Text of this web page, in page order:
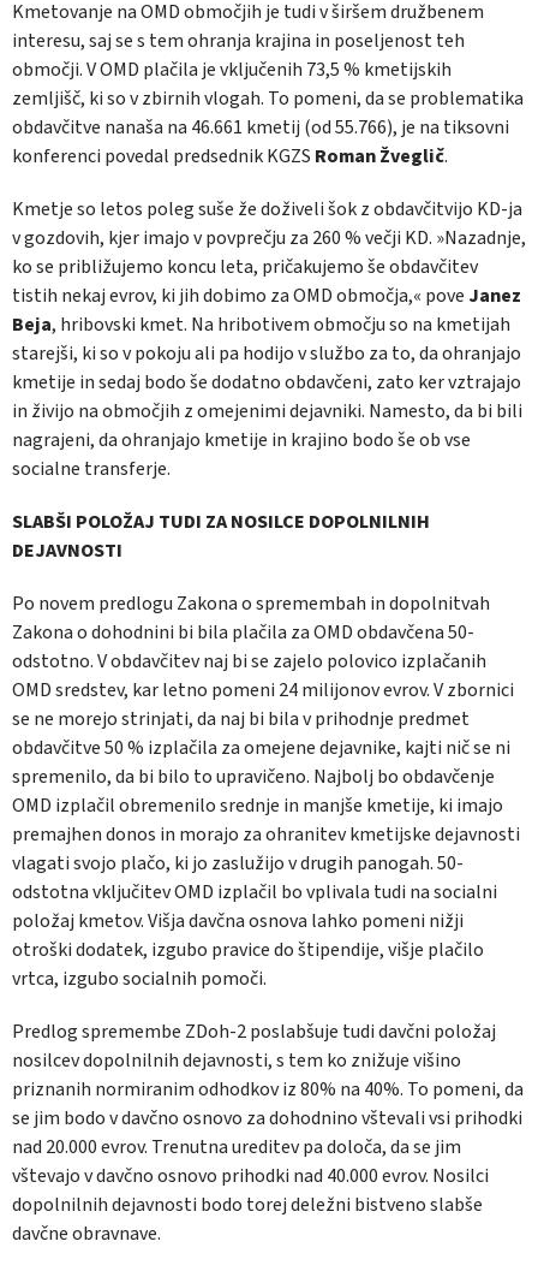
Kmetovanje na OMD območjih je tudi v širšem družbenem
interesu, saj se s tem ohranja krajina in poseljenost teh
območji. V OMD plačila je vključenih 73,5 % kmetijskih
zemljišč, ki so v zbirnih vlogah. To pomeni, da se problematika
obdavčitve nanaša na 46.661 kmetij (od 55.766), je na tiksovni
konferenci povedal predsednik KGZS Roman Žveglič.
Kmetje so letos poleg suše že doživeli šok z obdavčitvijo KD-ja
v gozdovih, kjer imajo v povprečju za 260 % večji KD. »Nazadnje,
ko se približujemo koncu leta, pričakujemo še obdavčitev
tistih nekaj evrov, ki jih dobimo za OMD območja,« pove Janez
Beja, hribovski kmet. Na hribotivem območju so na kmetijah
starejši, ki so v pokoju ali pa hodijo v službo za to, da ohranjajo
kmetije in sedaj bodo še dodatno obdavčeni, zato ker vztrajajo
in živijo na območjih z omejenimi dejavniki. Namesto, da bi bili
nagrajeni, da ohranjajo kmetije in krajino bodo še ob vse
socialne transferje.
SLABŠI POLOŽAJ TUDI ZA NOSILCE DOPOLNILNIH
DEJAVNOSTI
Po novem predlogu Zakona o spremembah in dopolnitvah
Zakona o dohodnini bi bila plačila za OMD obdavčena 50-
odstotno. V obdavčitev naj bi se zajelo polovico izplačanih
OMD sredstev, kar letno pomeni 24 milijonov evrov. V zbornici
se ne morejo strinjati, da naj bi bila v prihodnje predmet
obdavčitve 50 % izplačila za omejene dejavnike, kajti nič se ni
spremenilo, da bi bilo to upravičeno. Najbolj bo obdavčenje
OMD izplačil obremenilo srednje in manjše kmetije, ki imajo
premajhen donos in morajo za ohranitev kmetijske dejavnosti
vlagati svojo plačo, ki jo zaslužijo v drugih panogah. 50-
odstotna vključitev OMD izplačil bo vplivala tudi na socialni
položaj kmetov. Višja davčna osnova lahko pomeni nižji
otroški dodatek, izgubo pravice do štipendije, višje plačilo
vrtca, izgubo socialnih pomoči.
Predlog spremembe ZDoh-2 poslabšuje tudi davčni položaj
nosilcev dopolnilnih dejavnosti, s tem ko znižuje višino
priznanih normiranim odhodkov iz 80% na 40%. To pomeni, da
se jim bodo v davčno osnovo za dohodnino vštevali vsi prihodki
nad 20.000 evrov. Trenutna ureditev pa določa, da se jim
vštevajo v davčno osnovo prihodki nad 40.000 evrov. Nosilci
dopolnilnih dejavnosti bodo torej deležni bistveno slabše
davčne obravnave.